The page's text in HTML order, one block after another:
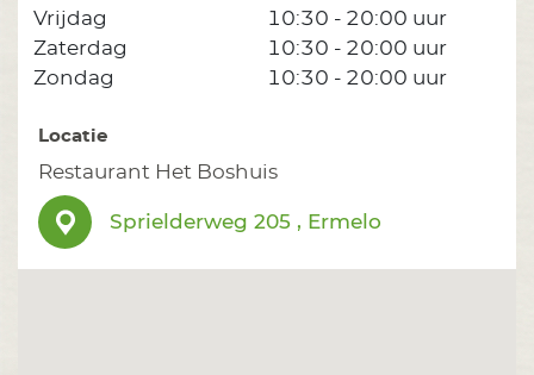
Vrijdag
10:30 - 20:00 uur
Zaterdag
10:30 - 20:00 uur
Zondag
10:30 - 20:00 uur
Locatie
Restaurant Het Boshuis
Sprielderweg 205 , Ermelo